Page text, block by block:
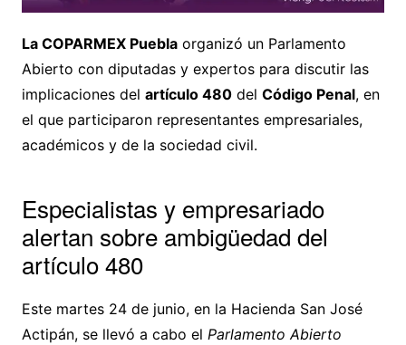
La COPARMEX Pueblaorganizó un Parlamento
Abierto con diputadas y expertos para discutir las
implicaciones del artículo 480del Código Penal, en
el que participaron representantes empresariales,
académicos y de la sociedad civil.
Especialistas y empresariado
alertan sobre ambigüedad del
artículo 480
Este martes 24 de junio, en la Hacienda San José
Actipán, se llevó a cabo el Parlamento Abierto